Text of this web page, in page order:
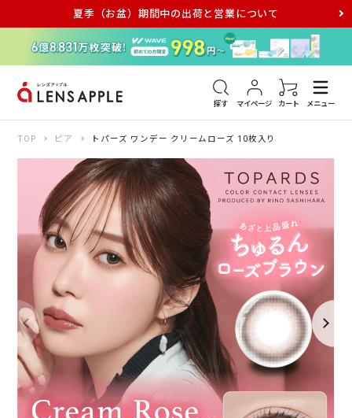
夏季（お盆）期間中の出荷と営業について
探す マイページ カート メニュー
アキュビュー メダリスト メガネ
TOP ピア トパーズ ワンデー クリームローズ 10枚入り